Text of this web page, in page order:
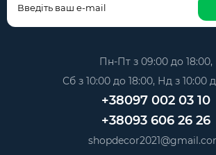
Пн-Пт з 09:00 до 18:00,
Сб з 10:00 до 18:00, Нд з 10:00
+38097 002 03 10
+38093 606 26 26